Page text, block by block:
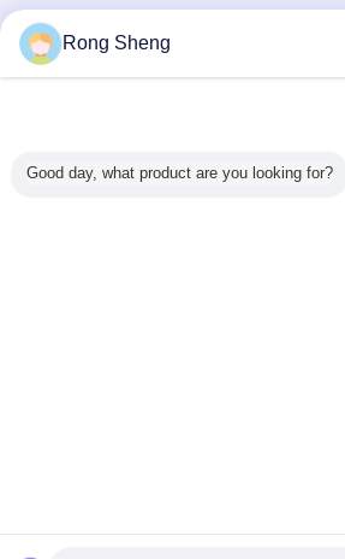
Rong Sheng
Good day, what product are you looking for?